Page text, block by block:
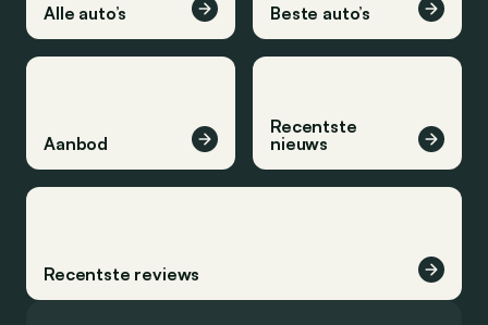
Alle auto’s Beste auto’s
Aanbod
Recentste
nieuws
Recentste reviews